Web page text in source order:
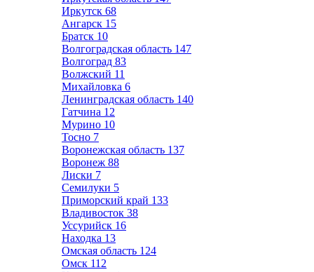
Иркутск 68
Ангарск 15
Братск 10
Волгоградская область 147
Волгоград 83
Волжский 11
Михайловка 6
Ленинградская область 140
Гатчина 12
Мурино 10
Тосно 7
Воронежская область 137
Воронеж 88
Лиски 7
Семилуки 5
Приморский край 133
Владивосток 38
Уссурийск 16
Находка 13
Омская область 124
Омск 112